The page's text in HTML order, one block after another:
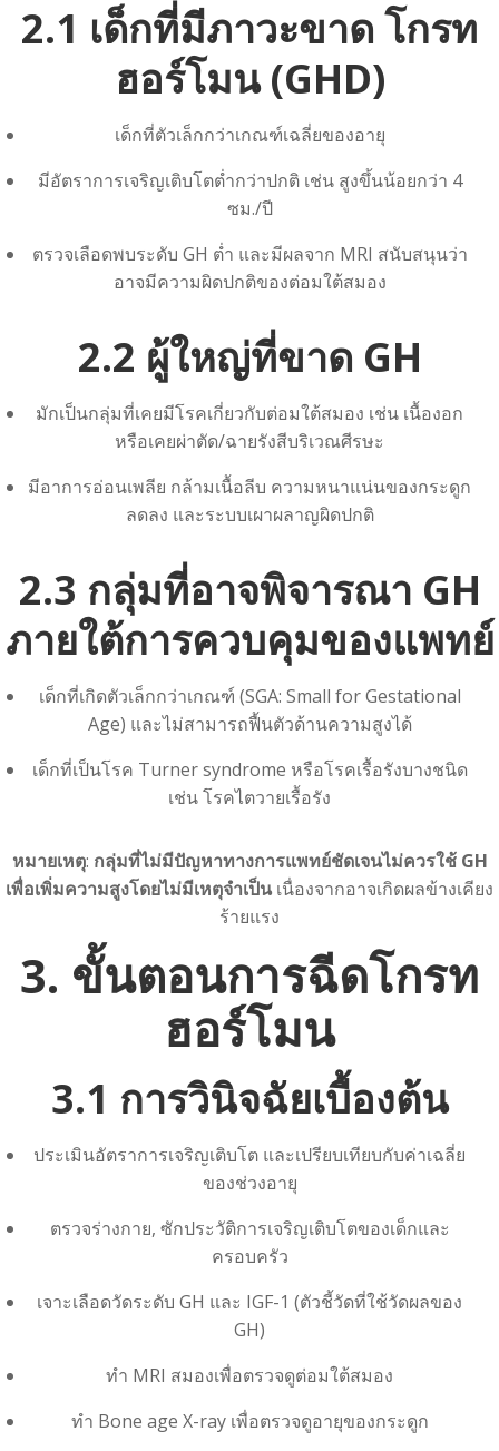
2.1 เด็กที่มีภาวะขาด โกรท
ฮอร์โมน(GHD)
เด็กที่ตัวเล็กกว่าเกณฑ์เฉลี่ยของอายุ
มีอัตราการเจริญเติบโตต่ำกว่าปกติ เช่น สูงขึ้นน้อยกว่า 4
ซม./ปี
ตรวจเลือดพบระดับ GH ต่ำ และมีผลจาก MRI สนับสนุนว่า
อาจมีความผิดปกติของต่อมใต้สมอง
2.2 ผู้ใหญ่ที่ขาด GH
มักเป็นกลุ่มที่เคยมีโรคเกี่ยวกับต่อมใต้สมอง เช่น เนื้องอก
หรือเคยผ่าตัด/ฉายรังสีบริเวณศีรษะ
มีอาการอ่อนเพลีย กล้ามเนื้อลีบ ความหนาแน่นของกระดูก
ลดลง และระบบเผาผลาญผิดปกติ
2.3 กลุ่มที่อาจพิจารณา GH
ภายใต้การควบคุมของแพทย์
เด็กที่เกิดตัวเล็กกว่าเกณฑ์ (SGA: Small for Gestational
Age) และไม่สามารถฟื้นตัวด้านความสูงได้
เด็กที่เป็นโรค Turner syndrome หรือโรคเรื้อรังบางชนิด
เช่น โรคไตวายเรื้อรัง
หมายเหตุ: กลุ่มที่ไม่มีปัญหาทางการแพทย์ชัดเจนไม่ควรใช้ GH
เพื่อเพิ่มความสูงโดยไม่มีเหตุจำเป็นเนื่องจากอาจเกิดผลข้างเคียง
ร้ายแรง
3. ขั้นตอนการฉีดโกรท
ฮอร์โมน
3.1 การวินิจฉัยเบื้องต้น
ประเมินอัตราการเจริญเติบโต และเปรียบเทียบกับค่าเฉลี่ย
ของช่วงอายุ
ตรวจร่างกาย, ซักประวัติการเจริญเติบโตของเด็กและ
ครอบครัว
เจาะเลือดวัดระดับ GH และ IGF-1 (ตัวชี้วัดที่ใช้วัดผลของ
GH)
ทำ MRI สมองเพื่อตรวจดูต่อมใต้สมอง
ทำ Bone age X-ray เพื่อตรวจดูอายุของกระดูก